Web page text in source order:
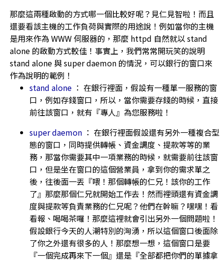
那麼這兩種啟動的方式哪一個比較好呢？見仁見智啦！而且
還要看該主機的工作負荷與實際的用途說！例如當你的主機
是用來作為 WWW 伺服器的，那麼 httpd 自然就以 stand
alone 的啟動方式較佳！事實上，我們常常開玩笑的說明
stand alone 與 super daemon 的情況，可以銀行的窗口來
作為說明的範例！
stand alone ： 在銀行裡面，假設有一種單一服務的窗
口，例如存錢窗口，所以，當你需要存錢的時候，直接
前往該窗口，就有『專人』為您服務啦！
super daemon ： 在銀行裡面假設還有另外一種複合型
態的窗口，同時提供轉帳、資金調度、提款等等的業
務，那當你需要其中一項業務的時候，就需要前往該窗
口，但是坐在窗口的這個營業員，拿到你的需求單之
後，往後面一丟『喂！那個轉帳的仁兄！該你的工作
了』那麼那個仁兄就開始工作去！然而裡頭還有資金調
度與提款等負責業務的仁兄呢？他們在幹嘛？嘿嘿！看
看報、喝喝茶囉！那麼這裡就會引出另外一個問題啦！
假設銀行今天的人潮特別的洶湧，所以這個窗口後面除
了你之外還有很多的人！那麼想一想，這個窗口是要
『一個完成再來下一個』還是『全部都把你們的單據拿